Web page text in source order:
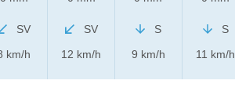
SV
km/h
SV
12 km/h
S
9 km/h
S
11 km/h